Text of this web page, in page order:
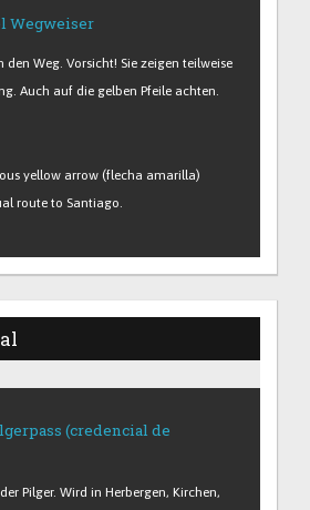
Wegweiser
den Weg. Vorsicht! Sie zeigen teilweise
Auch auf die gelben Pfeile achten.
yellow arrow (flecha amarilla)
route to Santiago.
(credencial de
Pilger. Wird in Herbergen, Kirchen,